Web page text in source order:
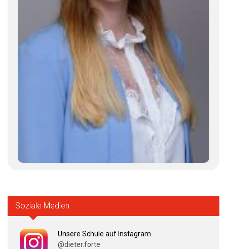
Soziale Medien
Unsere Schule auf Instagram
@dieter.forte